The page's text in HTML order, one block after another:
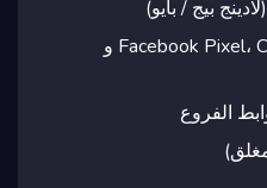
بيج / بايو)
أكواد مخصصة: Facebook Pixel، CSS، JS و
الفروع